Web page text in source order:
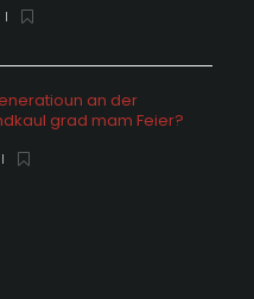
an der
grad mam Feier?